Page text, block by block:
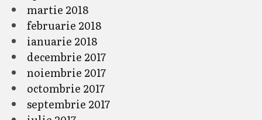
martie 2018
februarie 2018
ianuarie 2018
decembrie 2017
noiembrie 2017
octombrie 2017
septembrie 2017